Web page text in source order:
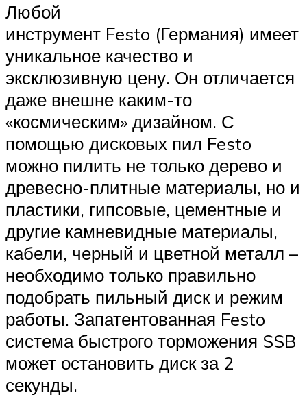
Любой
инструмент Festo (Германия) имеет
уникальное качество и
эксклюзивную цену. Он отличается
даже внешне каким-то
«космическим» дизайном. С
помощью дисковых пил Festo
можно пилить не только дерево и
древесно-плитные материалы, но и
пластики, гипсовые, цементные и
другие камневидные материалы,
кабели, черный и цветной металл –
необходимо только правильно
подобрать пильный диск и режим
работы. Запатентованная Festo
система быстрого торможения SSB
может остановить диск за 2
секунды.